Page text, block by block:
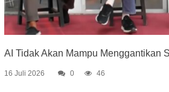
AI Tidak Akan Mampu Menggantikan
16 Juli 2026 0 46